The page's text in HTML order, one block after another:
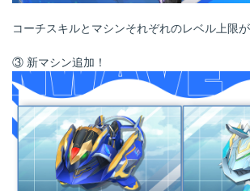
コーチスキルとマシンそれぞれのレベル上限
③ 新マシン追加！